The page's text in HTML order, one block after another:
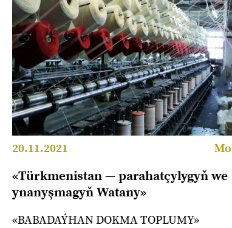
20.11.2021
«Türkmenistan — parahatçylygyň we
ynanyşmagyň Watany»
«BABADAÝHAN DOKMA TOPLUMY»